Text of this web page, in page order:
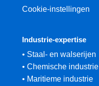
Cookie-instellingen
Industrie-expertise
• Staal- en walserijen
• Chemische industrie
• Maritieme industrie